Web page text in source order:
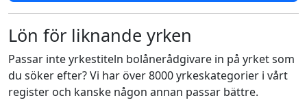
Lön för liknande yrken
Passar inte yrkestiteln bolånerådgivare in på yrket som
du söker efter? Vi har över 8000 yrkeskategorier i vårt
register och kanske någon annan passar bättre.